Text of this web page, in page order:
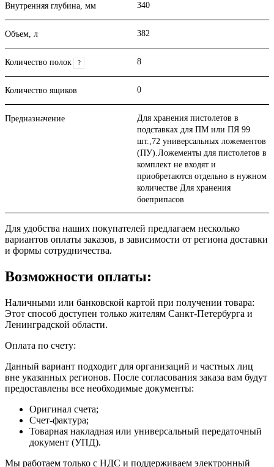
Внутренняя глубина, мм 340
Объем, л 382
Количество полок ? 8
Количество ящиков 0
Предназначение
Для хранения пистолетов в
подставках для ПМ или ПЯ 99
шт.,72 универсальных ложементов
(ПУ).Ложементы для пистолетов в
комплект не входят и
приобретаются отдельно в нужном
количестве Для хранения
боеприпасов
Для удобства наших покупателей предлагаем несколько
вариантов оплаты заказов, в зависимости от региона доставки
и формы сотрудничества.
Возможности оплаты:
Наличными или банковской картой при получении товара:
Этот способ доступен только жителям Санкт-Петербурга и
Ленинградской области.
Оплата по счету:
Данный вариант подходит для организаций и частных лиц
вне указанных регионов. После согласования заказа вам будут
предоставлены все необходимые документы:
Оригинал счета;
Счет-фактура;
Товарная накладная или универсальный передаточный
документ (УПД).
Мы работаем только с НДС и поддерживаем электронный